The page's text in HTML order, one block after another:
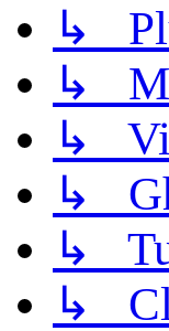
↳
↳
↳
↳
↳
↳